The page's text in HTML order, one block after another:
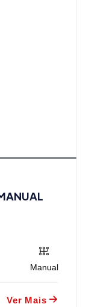
Manual
Ver Mais